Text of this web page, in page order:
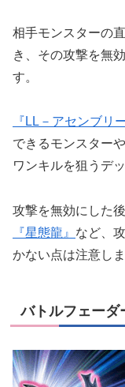
相手モンスターの
き、その攻撃を無
す。
『LL－アセンブリ
できるモンスター
ワンキルを狙うデ
攻撃を無効にした
『星態龍』 など、
かない点は注意しま
バトルフェーダ